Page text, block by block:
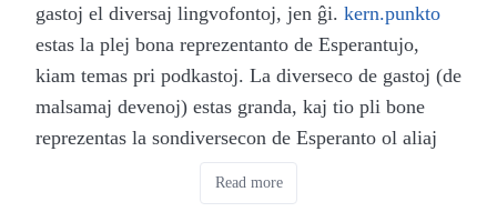
gastoj el diversaj lingvofontoj, jen ĝi. kern.punkto
estas la plej bona reprezentanto de Esperantujo,
kiam temas pri podkastoj. La diverseco de gastoj (de
malsamaj devenoj) estas granda, kaj tio pli bone
reprezentas la sondiversecon de Esperanto ol aliaj
podkastoj. Se vi ne plu estas komencanto, ne zorgu!
kern.punkto taŭgas por ĉiuj, kiuj volas aŭskulti
Read more